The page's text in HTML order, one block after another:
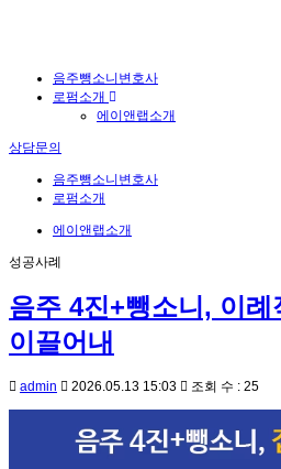
음주뺑소니변호사
로펌소개
에이앤랩소개
상담문의
음주뺑소니변호사
로펌소개
에이앤랩소개
성공사례
음주 4진+뺑소니, 이례
이끌어내
admin 2026.05.13 15:03 조회 수 : 25